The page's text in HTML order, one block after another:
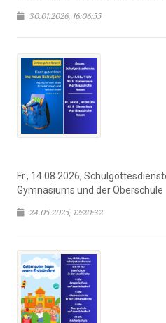
30.01.2026, 16:06:55
Fr., 14.08.2026,
Gymnasiums und der Oberschule
24.05.2025, 12:20:32